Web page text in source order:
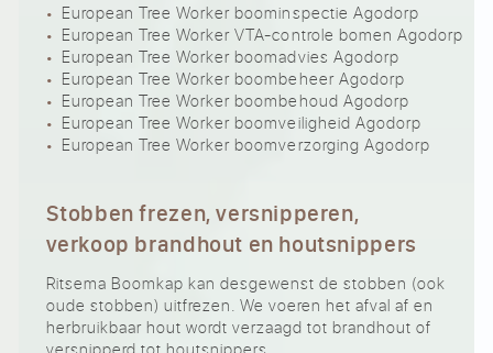
European Tree Worker boominspectie Agodorp
European Tree Worker VTA-controle bomen Agodorp
European Tree Worker boomadvies Agodorp
European Tree Worker boombeheer Agodorp
European Tree Worker boombehoud Agodorp
European Tree Worker boomveiligheid Agodorp
European Tree Worker boomverzorging Agodorp
Stobben frezen, versnipperen,
verkoop brandhout en houtsnippers
Ritsema Boomkap kan desgewenst de stobben (ook
oude stobben) uitfrezen. We voeren het afval af en
herbruikbaar hout wordt verzaagd tot brandhout of
versnipperd tot houtsnippers.